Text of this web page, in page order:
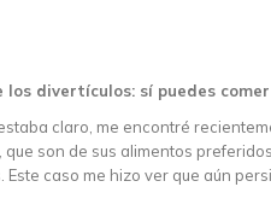
los divertículos: sí puedes
claro, me encontré
son de sus alimentos
caso me hizo ver que aún